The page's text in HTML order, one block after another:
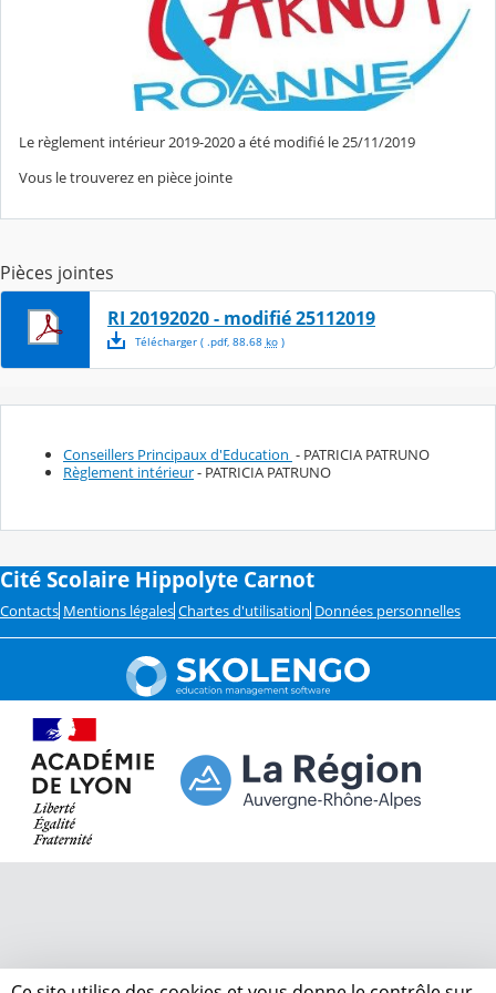
Le règlement intérieur 2019-2020 a été modifié le 25/11/2019
Vous le trouverez en pièce jointe
Pièces jointes
RI 20192020 - modifié 25112019
Télécharger( .pdf, 88.68 ko)
Conseillers Principaux d'Education - PATRICIA PATRUNO
Règlement intérieur- PATRICIA PATRUNO
Cité Scolaire Hippolyte Carnot
Contacts Mentions légales Chartes d'utilisation Données personnelles